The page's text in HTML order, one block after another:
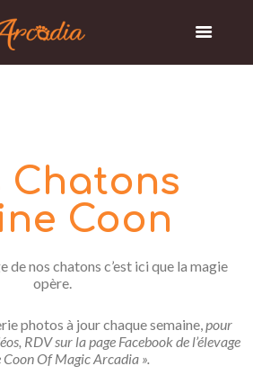
Chatons
Coon
de nos chatons c’est ici que la magie
opère.
photos à jour chaque semaine,pour
RDV sur la page Facebook de l’élevage
Coon Of Magic Arcadia ».